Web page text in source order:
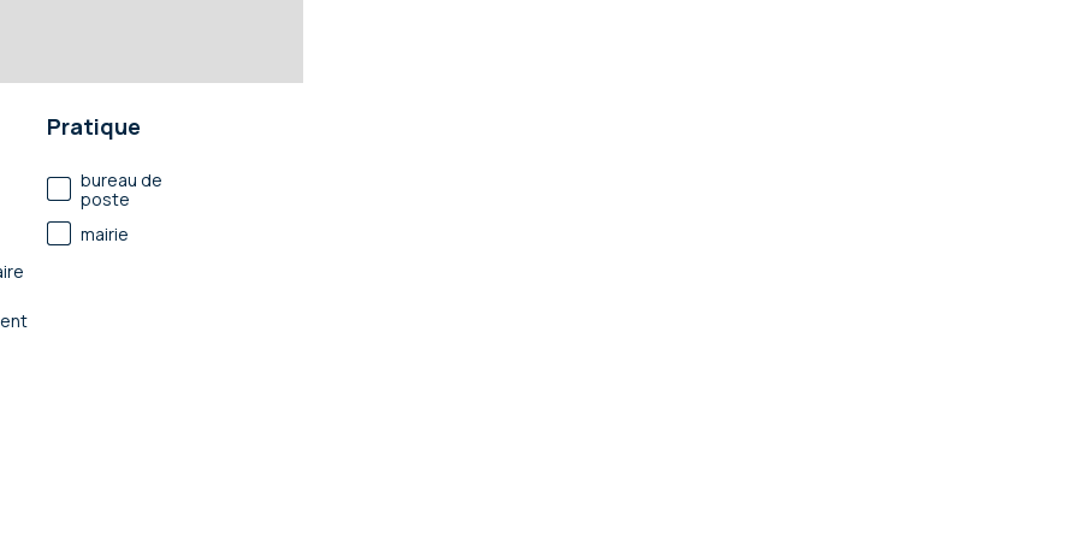
Pratique
bureau de
poste
mairie